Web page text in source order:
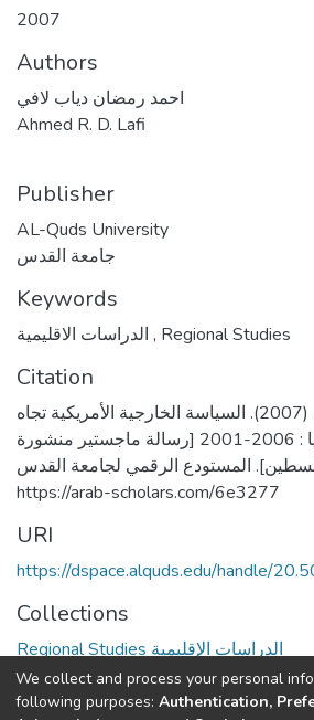
2007
Authors
احمد رمضان دياب لافي
Ahmed R. D. Lafi
Publisher
AL-Quds University
جامعة القدس
Keywords
, Regional Studies
Citation
لافي، احمد رمضان. (2007). السياسة الخارجية الأمريكية تجاه
ليبيا : 2006-2001 [رسالة ماجستير منشورة،
المستودع الرقمي لجامعة القدس.
https://arab-scholars.com/6e3277
URI
https://dspace.alquds.edu/handle/
Collections
Regional Studies الدراسات الإقليمية
Full item page
We collect and process your personal
following purposes: Authentication,